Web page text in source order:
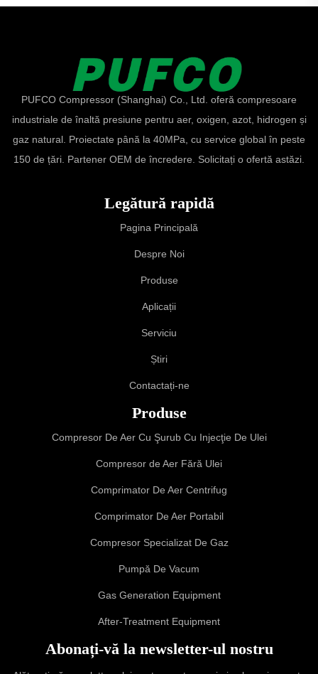
PUFCO Compressor (Shanghai) Co., Ltd. oferă compresoare
industriale de înaltă presiune pentru aer, oxigen, azot, hidrogen și
gaz natural. Proiectate până la 40MPa, cu service global în peste
150 de țări. Partener OEM de încredere. Solicitați o ofertă astăzi.
Legătură rapidă
Pagina Principală
Despre Noi
Produse
Aplicații
Serviciu
Știri
Contactați-ne
Produse
Compresor De Aer Cu Şurub Cu Injecţie De Ulei
Compresor de Aer Fără Ulei
Comprimator De Aer Centrifug
Comprimator De Aer Portabil
Compresor Specializat De Gaz
Pumpă De Vacum
Gas Generation Equipment
After-Treatment Equipment
Abonați-vă la newsletter-ul nostru